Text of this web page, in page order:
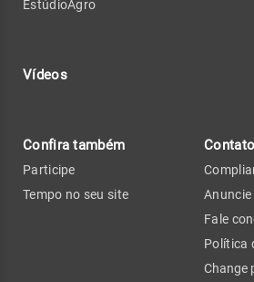
EstúdioAgro
Vídeos
Confira também
Participe
Tempo no seu site
Contato
Anuncie
Fale
Política
Change